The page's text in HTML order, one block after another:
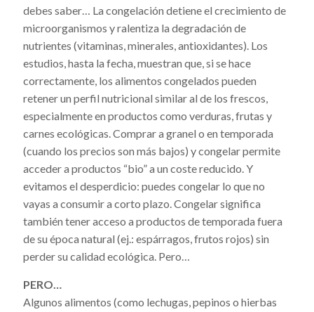
debes saber… La congelación detiene el crecimiento de
microorganismos y ralentiza la degradación de
nutrientes (vitaminas, minerales, antioxidantes). Los
estudios, hasta la fecha, muestran que, si se hace
correctamente, los alimentos congelados pueden
retener un perfil nutricional similar al de los frescos,
especialmente en productos como verduras, frutas y
carnes ecológicas. Comprar a granel o en temporada
(cuando los precios son más bajos) y congelar permite
acceder a productos “bio” a un coste reducido. Y
evitamos el desperdicio: puedes congelar lo que no
vayas a consumir a corto plazo. Congelar significa
también tener acceso a productos de temporada fuera
de su época natural (ej.: espárragos, frutos rojos) sin
perder su calidad ecológica. Pero…
PERO…
Algunos alimentos (como lechugas, pepinos o hierbas